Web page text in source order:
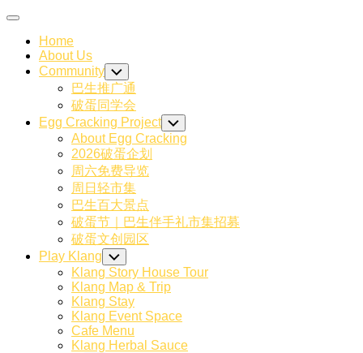
Skip
content
Expand
Home
About Us
Community Toggle
Child
Menu
巴生推广通
破蛋同学会
Egg Cracking Project Toggle
Child
Menu
About Egg Cracking
2026破蛋企划
周六免费导览
周日轻市集
巴生百大景点
破蛋节｜巴生伴手礼市集招募
破蛋文创园区
Play Klang Toggle
Child
Menu
Klang Story House Tour
Klang Map & Trip
Klang Stay
Klang Event Space
Cafe Menu
Klang Herbal Sauce